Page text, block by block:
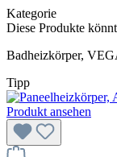
Kategorie
Diese Produkte
Badheizkörper,
Tipp
Produkt ansehen